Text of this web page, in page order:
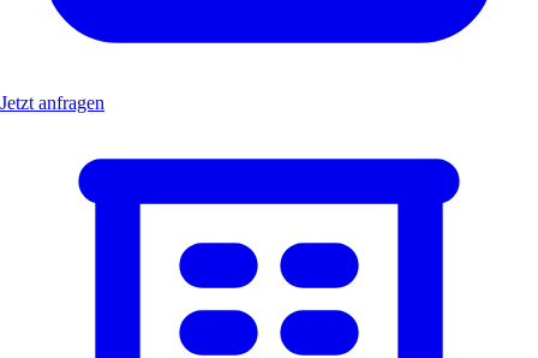
Jetzt anfragen